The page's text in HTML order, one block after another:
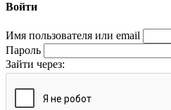
Войти
Имя пользователя или email
Пароль
Зайти через: